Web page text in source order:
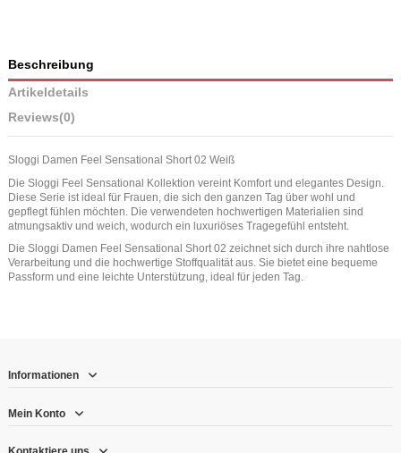
Beschreibung
Artikeldetails
Reviews(0)
Sloggi Damen Feel Sensational Short 02 Weiß
Die Sloggi Feel Sensational Kollektion vereint Komfort und elegantes Design.
Diese Serie ist ideal für Frauen, die sich den ganzen Tag über wohl und
gepflegt fühlen möchten. Die verwendeten hochwertigen Materialien sind
atmungsaktiv und weich, wodurch ein luxuriöses Tragegefühl entsteht.
Die Sloggi Damen Feel Sensational Short 02 zeichnet sich durch ihre nahtlose
Verarbeitung und die hochwertige Stoffqualität aus. Sie bietet eine bequeme
Passform und eine leichte Unterstützung, ideal für jeden Tag.
Informationen
Mein Konto